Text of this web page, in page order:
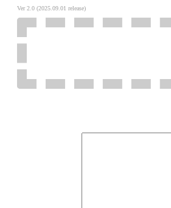
Ver 2.0 (2025.09.01 release)